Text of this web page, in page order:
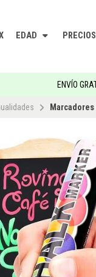
EDAD PRECIOS
ENVÍO